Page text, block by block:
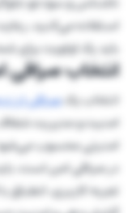
استفاده می‌کنید،
باید یک اولویت برای
انتخاب صرافی
انتخاب یکصرافی ارز
امنیت و مدیریت شفاف
امنیتی محسوب
در صرافی امن است،
تجربه کاربری،